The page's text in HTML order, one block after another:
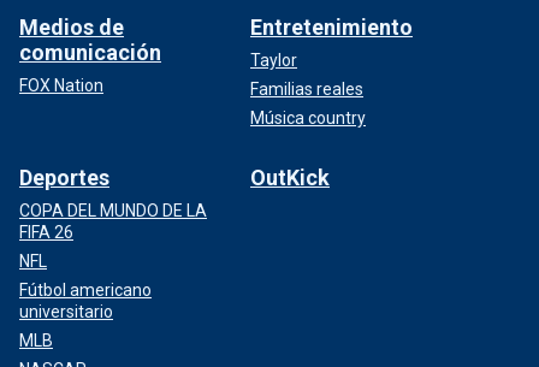
Medios de
comunicación
FOX Nation
Entretenimiento
Taylor
Familias reales
Música country
Deportes
COPA DEL MUNDO DE LA
FIFA 26
NFL
Fútbol americano
universitario
MLB
OutKick